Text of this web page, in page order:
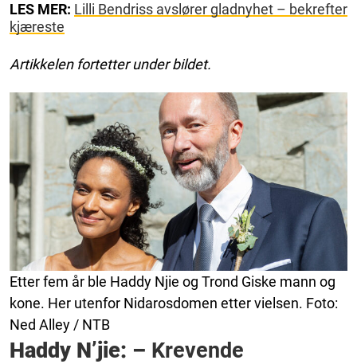
LES MER: Lilli Bendriss avslører gladnyhet – bekrefter
kjæreste
Artikkelen fortetter under bildet.
Etter fem år ble Haddy Njie og Trond Giske mann og
kone. Her utenfor Nidarosdomen etter vielsen. Foto:
Ned Alley / NTB
Haddy N’jie: – Krevende